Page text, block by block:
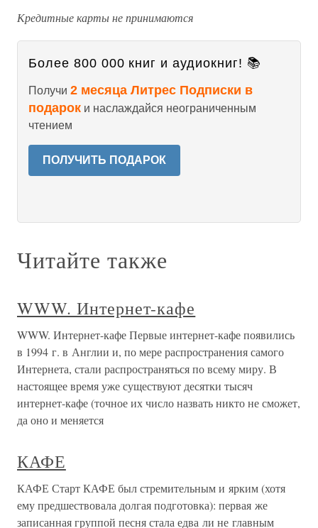
Кредитные карты не принимаются
Более 800 000 книг и аудиокниг! 📚
Получи 2 месяца Литрес Подписки в
подарок и наслаждайся неограниченным
чтением
ПОЛУЧИТЬ ПОДАРОК
Читайте также
WWW. Интернет-кафе
WWW. Интернет-кафе Первые интернет-кафе появились
в 1994 г. в Англии и, по мере распространения самого
Интернета, стали распространяться по всему миру. В
настоящее время уже существуют десятки тысяч
интернет-кафе (точное их число назвать никто не сможет,
да оно и меняется
КАФЕ
КАФЕ Старт КАФЕ был стремительным и ярким (хотя
ему предшествовала долгая подготовка): первая же
записанная группой песня стала едва ли не главным